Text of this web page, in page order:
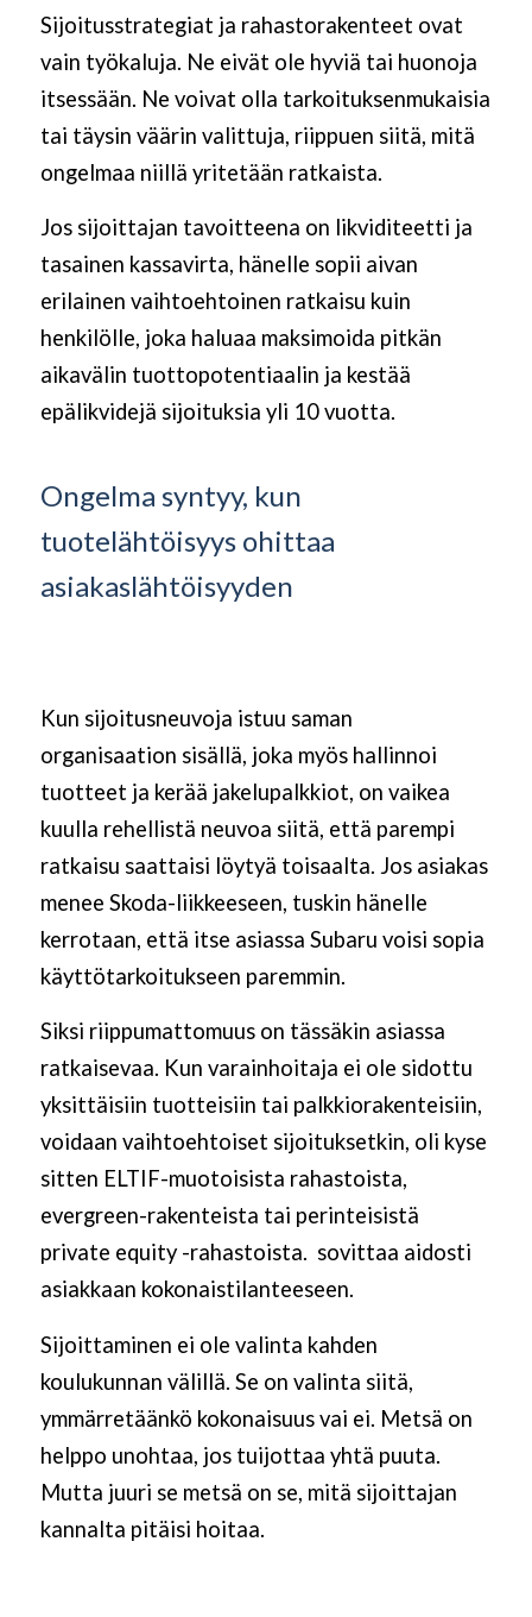
Sijoitusstrategiat ja rahastorakenteet ovat
vain työkaluja. Ne eivät ole hyviä tai huonoja
itsessään. Ne voivat olla tarkoituksenmukaisia
tai täysin väärin valittuja, riippuen siitä, mitä
ongelmaa niillä yritetään ratkaista.
Jos sijoittajan tavoitteena on likviditeetti ja
tasainen kassavirta, hänelle sopii aivan
erilainen vaihtoehtoinen ratkaisu kuin
henkilölle, joka haluaa maksimoida pitkän
aikavälin tuottopotentiaalin ja kestää
epälikvidejä sijoituksia yli 10 vuotta.
Ongelma syntyy, kun
tuotelähtöisyys ohittaa
asiakaslähtöisyyden
Kun sijoitusneuvoja istuu saman
organisaation sisällä, joka myös hallinnoi
tuotteet ja kerää jakelupalkkiot, on vaikea
kuulla rehellistä neuvoa siitä, että parempi
ratkaisu saattaisi löytyä toisaalta. Jos asiakas
menee Skoda-liikkeeseen, tuskin hänelle
kerrotaan, että itse asiassa Subaru voisi sopia
käyttötarkoitukseen paremmin.
Siksi riippumattomuus on tässäkin asiassa
ratkaisevaa. Kun varainhoitaja ei ole sidottu
yksittäisiin tuotteisiin tai palkkiorakenteisiin,
voidaan vaihtoehtoiset sijoituksetkin, oli kyse
sitten ELTIF-muotoisista rahastoista,
evergreen-rakenteista tai perinteisistä
private equity -rahastoista. sovittaa aidosti
asiakkaan kokonaistilanteeseen.
Sijoittaminen ei ole valinta kahden
koulukunnan välillä. Se on valinta siitä,
ymmärretäänkö kokonaisuus vai ei. Metsä on
helppo unohtaa, jos tuijottaa yhtä puuta.
Mutta juuri se metsä on se, mitä sijoittajan
kannalta pitäisi hoitaa.